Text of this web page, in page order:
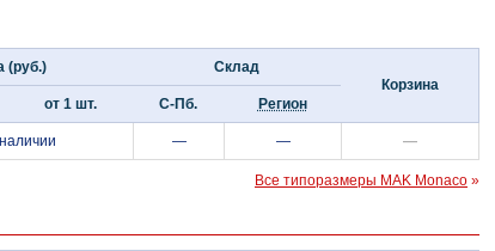
(руб.)
Склад
Корзина
от 1 шт. С-Пб. Регион
— — —
Все типоразмеры MAK Monaco »